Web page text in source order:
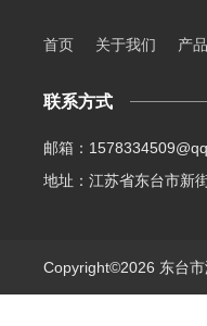
首页 关于我们 产
联系方式
邮箱：
地址：江苏省东台市新
Copyright©2026 东台